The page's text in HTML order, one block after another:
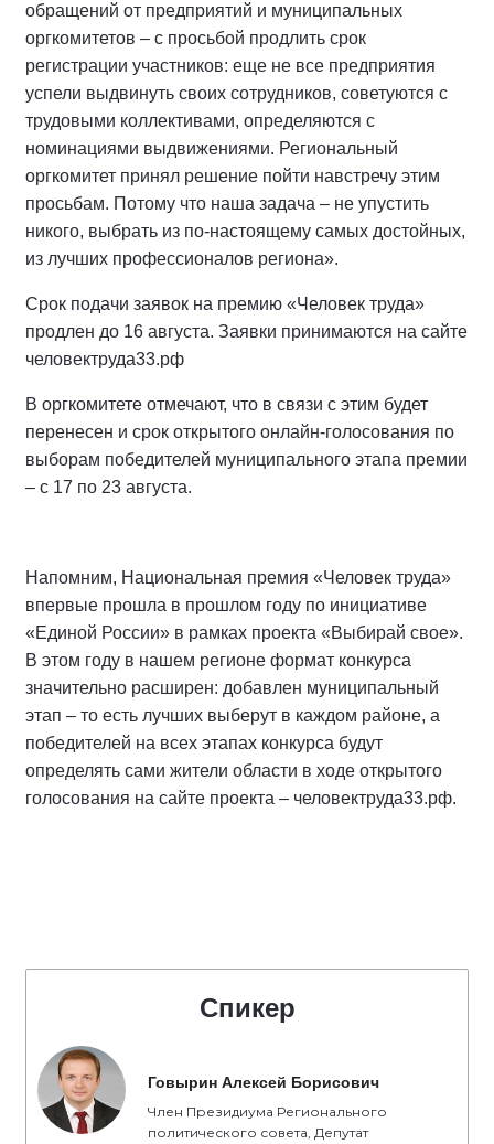
обращений от предприятий и муниципальных
оргкомитетов – с просьбой продлить срок
регистрации участников: еще не все предприятия
успели выдвинуть своих сотрудников, советуются с
трудовыми коллективами, определяются с
номинациями выдвижениями. Региональный
оргкомитет принял решение пойти навстречу этим
просьбам. Потому что наша задача – не упустить
никого, выбрать из по-настоящему самых достойных,
из лучших профессионалов региона».
Срок подачи заявок на премию «Человек труда»
продлен до 16 августа. Заявки принимаются на сайте
человектруда33.рф
В оргкомитете отмечают, что в связи с этим будет
перенесен и срок открытого онлайн-голосования по
выборам победителей муниципального этапа премии
– с 17 по 23 августа.
Напомним, Национальная премия «Человек труда»
впервые прошла в прошлом году по инициативе
«Единой России» в рамках проекта «Выбирай свое».
В этом году в нашем регионе формат конкурса
значительно расширен: добавлен муниципальный
этап – то есть лучших выберут в каждом районе, а
победителей на всех этапах конкурса будут
определять сами жители области в ходе открытого
голосования на сайте проекта – человектруда33.рф.
Спикер
Говырин Алексей Борисович
Член Президиума Регионального
политического совета, Депутат